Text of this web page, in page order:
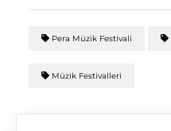
Pera Müzik Festivali
Müzik Festivalleri